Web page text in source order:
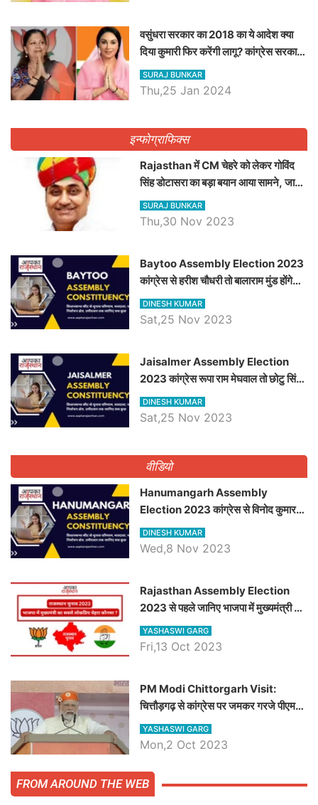
वसुंधरा सरकार का 2018 का ये आदेश क्या
दिया कुमारी फिर करेंगी लागू? कांग्रेस सरकार
ने किया था निरस्त
SURAJ BUNKAR
Thu,25 Jan 2024
इन्फोग्राफिक्स
Rajasthan में CM चेहरे को लेकर गोविंद
सिंह डोटासरा का बड़ा बयान आया सामने, जानें
विचार
SURAJ BUNKAR
Thu,30 Nov 2023
Baytoo Assembly Election 2023
कांग्रेस से हरीश चौधरी तो बालाराम मुंड होंगे
भाजपा उम्मीदवार, जानिये बायतू विधानसभा
सीट के ताजा समीकरण
DINESH KUMAR
Sat,25 Nov 2023
​​​​​​​Jaisalmer Assembly Election
2023 कांग्रेस रूपा राम मेघवाल तो छोटु सिंह
भाटी होंगे भाजपा उम्मीदवार, जानिये जैसलमेर
विधानसभा सीट के ताजा समीकरण
DINESH KUMAR
Sat,25 Nov 2023
वीडियो
Hanumangarh Assembly
Election 2023 कांग्रेस से विनोद कुमार
चौधरी तो अमित चौधरी होंगे भाजपा उम्मीदवार,
जानिये हनुमानगढ़ विधानसभा सीट के ताजा
DINESH KUMAR
Wed,8 Nov 2023
Rajasthan Assembly Election
2023 से पहले जानिए भाजपा में मुख्यमंत्री का
सबसे लोकप्रिय चेहरा कौनसा ?
YASHASWI GARG
Fri,13 Oct 2023
PM Modi Chittorgarh Visit:
चित्तौड़गढ़ से कांग्रेस पर जमकर गरजे पीएम
मोदी, जाने प्रधानमंत्री के भाषण की बड़ी
बातें, देखें वीडियो
YASHASWI GARG
Mon,2 Oct 2023
FROM AROUND THE WEB